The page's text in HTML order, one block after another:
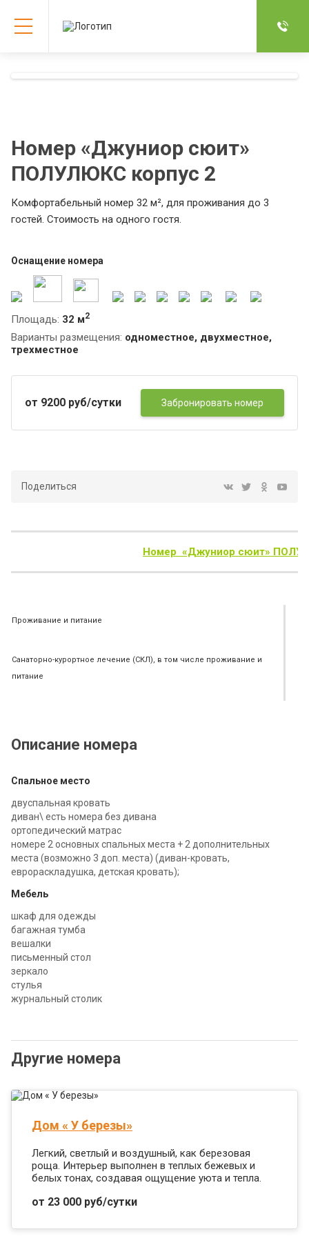
Номер «Джуниор сюит»
ПОЛУЛЮКС корпус 2
Комфортабельный номер 32 м², для проживания до 3
гостей. Стоимость на одного гостя.
Оснащение номера
Площадь: 32 м2
Варианты размещения: одноместное, двухместное,
трехместное
от 9200 руб/сутки Забронировать номер
Поделиться
Номер «Джуниор сюит»
Проживание и питание
Санаторно-курортное лечение (СКЛ), в том числе проживание и
питание
Описание номера
Спальное место
двуспальная кровать
диван\ есть номера без дивана
ортопедический матрас
номере 2 основных спальных места + 2 дополнительных
места (возможно 3 доп. места) (диван-кровать,
еврораскладушка, детская кровать);
Мебель
шкаф для одежды
багажная тумба
вешалки
письменный стол
зеркало
стулья
журнальный столик
Другие номера
Дом « У березы»
Легкий, светлый и воздушный, как березовая
роща. Интерьер выполнен в теплых бежевых и
белых тонах, создавая ощущение уюта и тепла.
от 23 000 руб/сутки